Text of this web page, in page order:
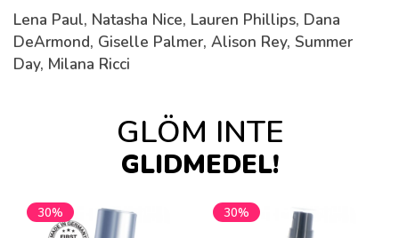
Lena Paul, Natasha Nice, Lauren Phillips, Dana
DeArmond, Giselle Palmer, Alison Rey, Summer
Day, Milana Ricci
GLÖM INTE
GLIDMEDEL!
30% 30%